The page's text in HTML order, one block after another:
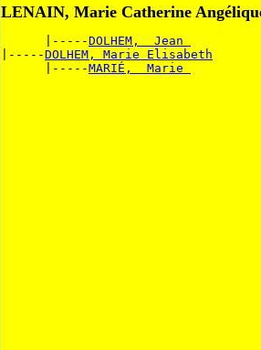
LENAIN, Marie Catherine
      |-----
DOLHEM,  Jean
|-----DOLHEM, Marie Elisabeth
      |-----
MARIÉ,  Marie